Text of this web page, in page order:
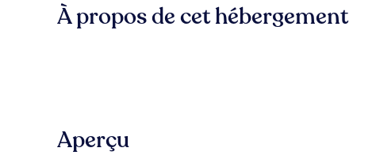
À propos de cet hébergement
Aperçu